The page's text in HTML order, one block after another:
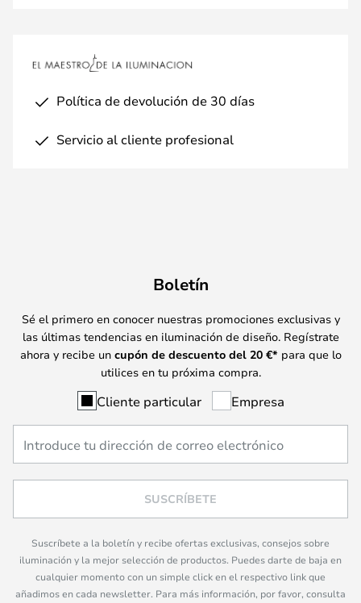
Política de devolución de 30 días
Servicio al cliente profesional
Boletín
Sé el primero en conocer nuestras promociones exclusivas y
las últimas tendencias en iluminación de diseño. Regístrate
ahora y recibe un cupón de descuento del 20 €* para que lo
utilices en tu próxima compra.
Cliente particular Empresa
SUSCRÍBETE
Suscríbete a la boletín y recibe ofertas exclusivas, consejos sobre
iluminación y la mejor selección de productos. Puedes darte de baja en
cualquier momento con un simple click en el respectivo link que
añadimos en cada newsletter. Para más información, por favor, consulta